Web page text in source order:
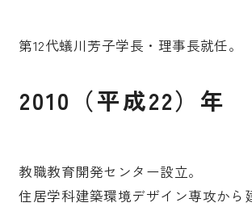
第12代蟻川芳子学長・理事長就任。
2010（平成22）年
教職教育開発センター設立。
住居学科建築環境デザイン専攻から